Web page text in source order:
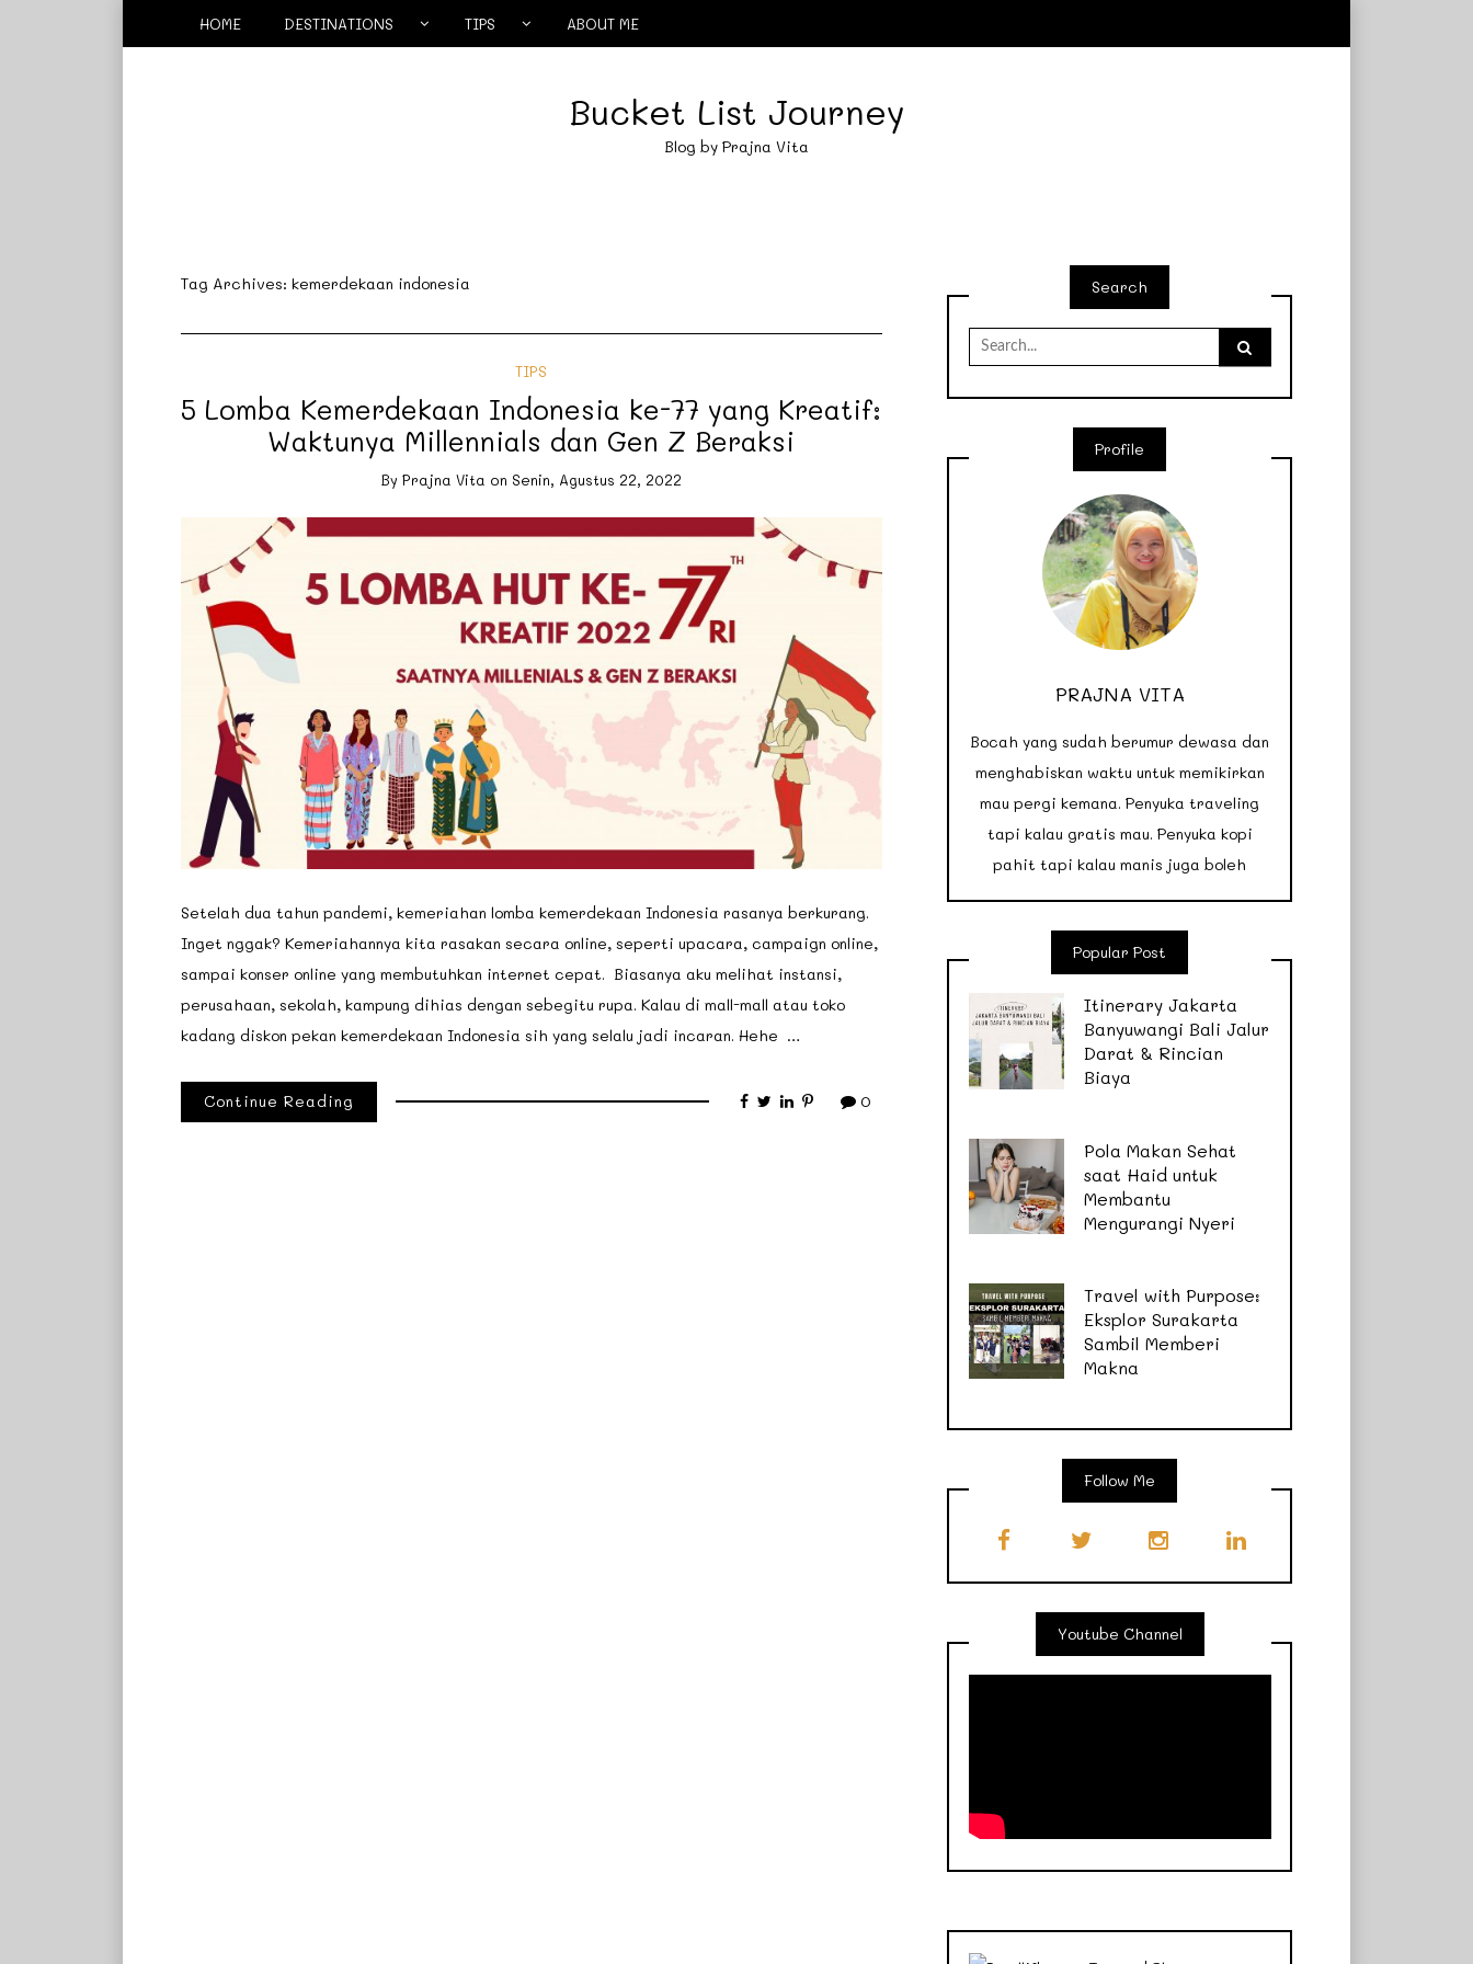
HOME DESTINATIONS TIPS ABOUT ME
Bucket List Journey
Blog by Prajna Vita
Tag Archives: kemerdekaan indonesia
TIPS
5 Lomba Kemerdekaan Indonesia ke-77 yang Kreatif:
Waktunya Millennials dan Gen Z Beraksi
By Prajna Vita on Senin, Agustus 22, 2022
Setelah dua tahun pandemi, kemeriahan lomba kemerdekaan Indonesia rasanya berkurang.
Inget nggak? Kemeriahannya kita rasakan secara online, seperti upacara, campaign online,
sampai konser online yang membutuhkan internet cepat. Biasanya aku melihat instansi,
perusahaan, sekolah, kampung dihias dengan sebegitu rupa. Kalau di mall-mall atau toko
kadang diskon pekan kemerdekaan Indonesia sih yang selalu jadi incaran. Hehe …
Continue Reading 0
Search
Search
for:
Profile
PRAJNA VITA
Bocah yang sudah berumur dewasa dan
menghabiskan waktu untuk memikirkan
mau pergi kemana. Penyuka traveling
tapi kalau gratis mau. Penyuka kopi
pahit tapi kalau manis juga boleh
Popular Post
Itinerary Jakarta
Banyuwangi Bali Jalur
Darat & Rincian
Biaya
Pola Makan Sehat
saat Haid untuk
Membantu
Mengurangi Nyeri
Travel with Purpose:
Eksplor Surakarta
Sambil Memberi
Makna
Follow Me
Youtube Channel